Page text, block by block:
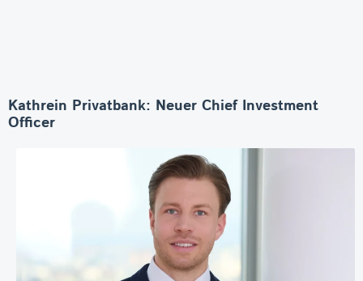
Kathrein Privatbank: Neuer Chief Investment
Officer